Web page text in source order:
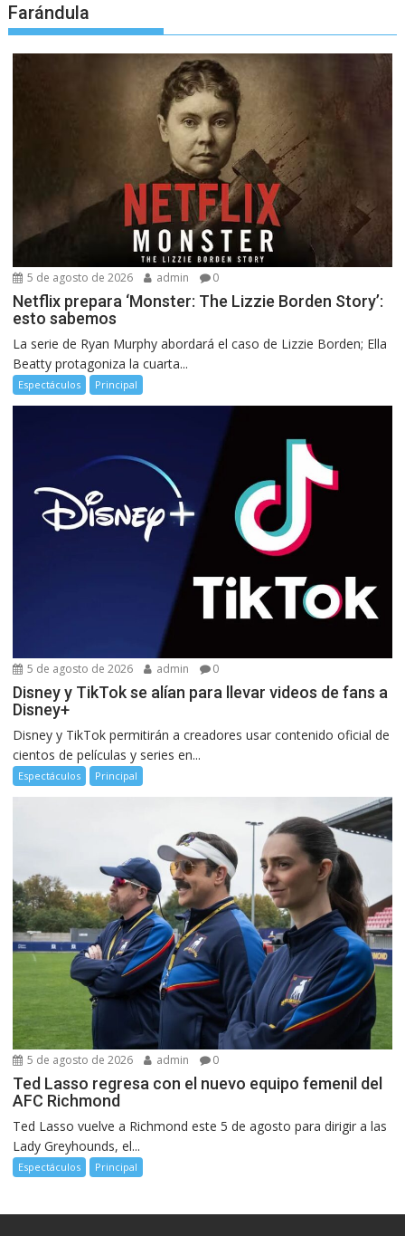
Farándula
5 de agosto de 2026 admin 0
Netflix prepara ‘Monster: The Lizzie Borden Story’:
esto sabemos
La serie de Ryan Murphy abordará el caso de Lizzie Borden; Ella
Beatty protagoniza la cuarta...
Espectáculos Principal
5 de agosto de 2026 admin 0
Disney y TikTok se alían para llevar videos de fans a
Disney+
Disney y TikTok permitirán a creadores usar contenido oficial de
cientos de películas y series en...
Espectáculos Principal
5 de agosto de 2026 admin 0
Ted Lasso regresa con el nuevo equipo femenil del
AFC Richmond
Ted Lasso vuelve a Richmond este 5 de agosto para dirigir a las
Lady Greyhounds, el...
Espectáculos Principal